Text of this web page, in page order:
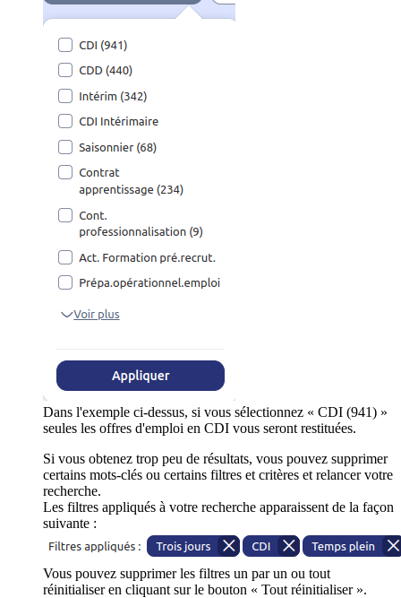
Dans l'exemple ci-dessus, si vous sélectionnez « CDI (941) »
seules les offres d'emploi en CDI vous seront restituées.
Si vous obtenez trop peu de résultats, vous pouvez supprimer
certains mots-clés ou certains filtres et critères et relancer votre
recherche.
Les filtres appliqués à votre recherche apparaissent de la façon
suivante :
Vous pouvez supprimer les filtres un par un ou tout
réinitialiser en cliquant sur le bouton « Tout réinitialiser ».